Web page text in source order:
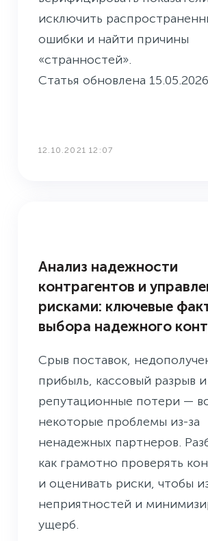
исключить
ошибки и найти причины
«странностей».
Статья обновлена
12.10.2021 12:07
Анализ надежности
контрагентов и
рисками: ключевые
выбора надежного
Срыв поставок,
прибыль, кассовый разрыв и
репутационные потери —
некоторые проблемы из-за
ненадежных партнеров.
как грамотно проверять
и оценивать риски, чтобы
неприятностей и
ущерб.